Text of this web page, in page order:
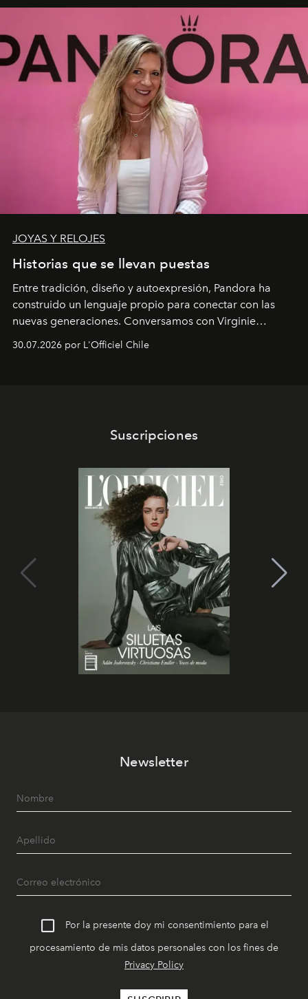
JOYAS Y RELOJES
Historias que se llevan puestas
Entre tradición, diseño y autoexpresión, Pandora ha
construido un lenguaje propio para conectar con las
nuevas generaciones. Conversamos con Virginie
Dubray, la responsable de marketing para
Latinoamérica, sobre identidad, cultura y el valor
30.07.2026 por L'Officiel Chile
Suscripciones
Newsletter
Por la presente doy mi consentimiento para el
procesamiento de mis datos personales con los fines de
Privacy Policy